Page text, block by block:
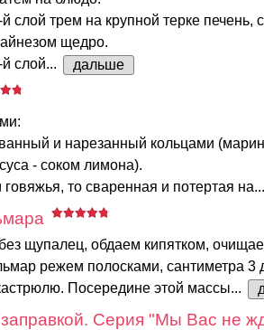
й слой трем на крупной терке
щедро.
й слой...
дальше
и нарезанный кольцами
- соком лимона).
то сваренная и потертая на...
щупалец, обдаем кипятком,
режем полосками, сантиметра 3
Посередине этой массы...
Серия "Мы Вас не